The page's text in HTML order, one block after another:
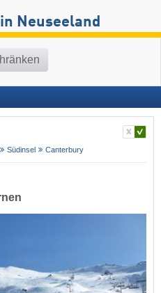
Neuseeland
Südinsel Canterbury